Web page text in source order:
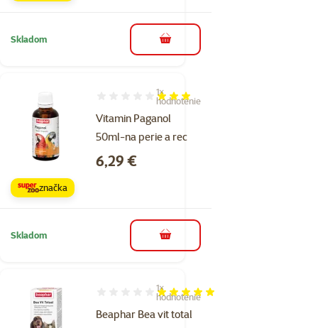
Skladom do košíka
Vitamin Paganol
50ml-na perie a rec
Hodnotenie 60%, počet hodnotení: 1
1×
hodnotenie
Cena
6,29 €
značka
Skladom do košíka
Beaphar Bea vit total
Hodnotenie 100%, počet hodnotení: 1
1×
hodnotenie